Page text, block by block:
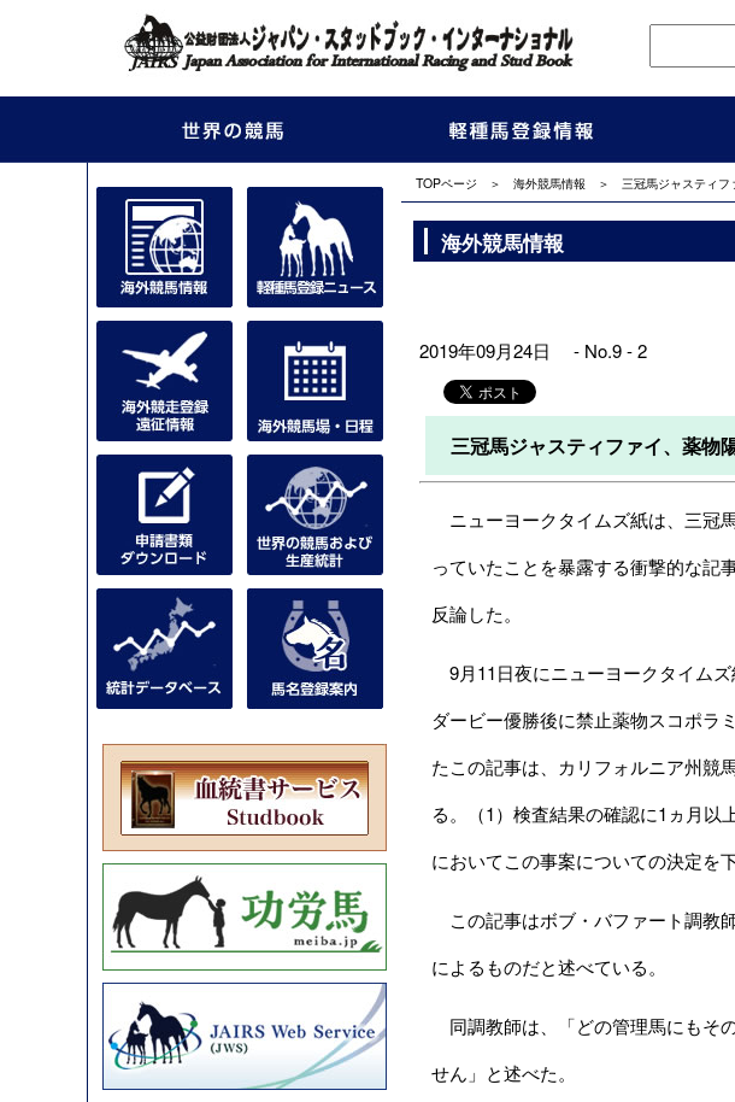
TOPページ ＞ 海外競馬情報 ＞ 三冠馬ジャスティフ
海外競馬情報
2019年09月24日 - No.9 - 2
三冠馬ジャスティファイ、薬物
ニューヨークタイムズ紙は、三冠
っていたことを暴露する衝撃的な記
反論した。
9月11日夜にニューヨークタイム
ダービー優勝後に禁止薬物スコポラ
たこの記事は、カリフォルニア州競
る。（1）検査結果の確認に1ヵ月以
においてこの事案についての決定を
この記事はボブ・バファート調教
によるものだと述べている。
同調教師は、「どの管理馬にもそ
せん」と述べた。